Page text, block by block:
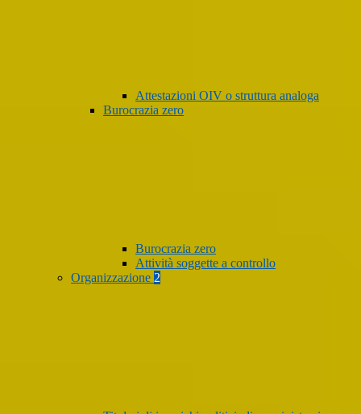
Attestazioni OIV o struttura analoga
Burocrazia zero
Burocrazia zero
Attività soggette a controllo
Organizzazione 2